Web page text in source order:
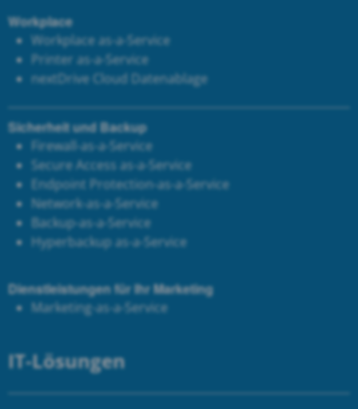
Workplace
Workplace as-a-Service
Printer as-a-Service
nextDrive Cloud Datenablage
Sicherheit und Backup
Firewall-as-a-Service
Secure Access as-a-Service
Endpoint Protection-as-a-Service
Network-as-a-Service
Backup-as-a-Service
Hyperbackup as-a-Service
Dienstleistungen für Ihr Marketing
Marketing-as-a-Service
IT-Lösungen